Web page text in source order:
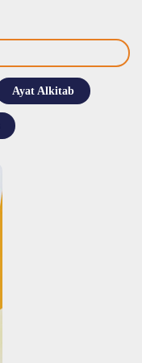
Ayat Alkitab